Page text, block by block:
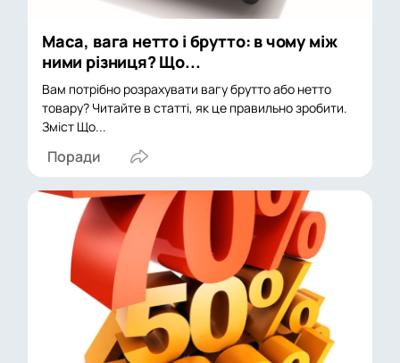
Маса, вага нетто і брутто: в чому між
ними різниця? Що...
Вам потрібно розрахувати вагу брутто або нетто
товару? Читайте в статті, як це правильно зробити.
Зміст Що...
Поради